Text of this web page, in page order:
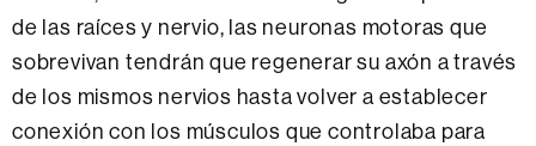
de las raíces y nervio, las neuronas motoras que
sobrevivan tendrán que regenerar su axón a través
de los mismos nervios hasta volver a establecer
conexión con los músculos que controlaba para